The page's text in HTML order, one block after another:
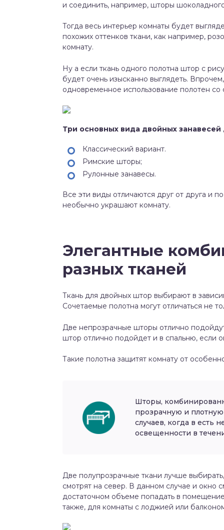
и соединить, например, шторы
Тогда весь интерьер комнаты будет
похожих оттенков ткани, как например,
комнату.
Ну а если ткань одного полотна штор с
будет очень изысканно выглядеть.
одновременное использование полотен
Три основных вида двойных занавесей
Классический вариант.
Римские шторы;
Рулонные занавесы.
Все эти виды отличаются друг от друга и
необычно украшают комнату.
Элегантные
разных тканей
Ткань для двойных штор выбирают в
Сочетаемые полотна могут отличаться не
Две непрозрачные шторы отлично
штор отлично подойдет и в спальню, если
Такие полотна защитят комнату от
Шторы,
прозрачную и
случаев, когда в есть
освещенности в
Две полупрозрачные ткани лучше
смотрят на север. В данном случае и окно
достаточном объеме попадать в
также, для комнаты с лоджией или